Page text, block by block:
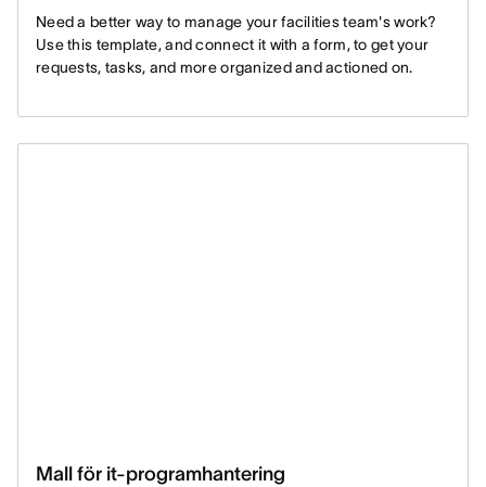
Need a better way to manage your facilities team's work?
Use this template, and connect it with a form, to get your
requests, tasks, and more organized and actioned on.
Mall för it-programhantering